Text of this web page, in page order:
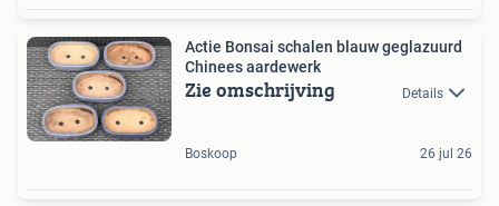
Actie Bonsai schalen blauw geglazuurd
Chinees aardewerk
Zie omschrijving Details
Boskoop 26 jul 26